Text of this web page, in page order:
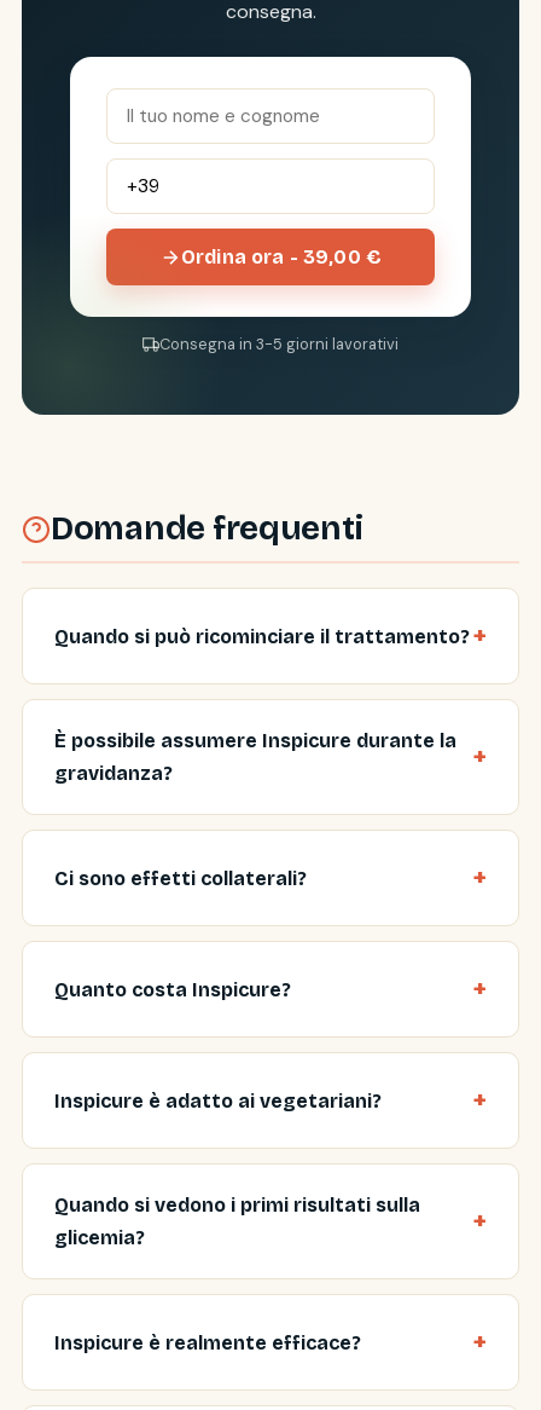
consegna.
Ordina ora - 39,00 €
Consegna in 3-5 giorni lavorativi
Domande frequenti
Quando si può ricominciare il trattamento?
È possibile assumere Inspicure durante la
gravidanza?
Ci sono effetti collaterali?
Quanto costa Inspicure?
Inspicure è adatto ai vegetariani?
Quando si vedono i primi risultati sulla
glicemia?
Inspicure è realmente efficace?